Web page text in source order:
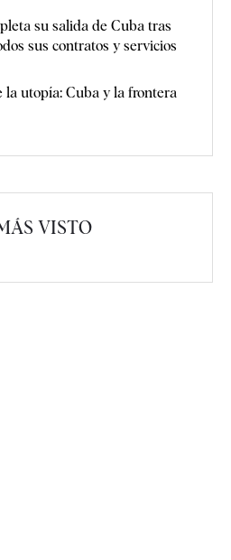
su salida de Cuba tras
sus contratos y servicios
la utopía: Cuba y la frontera
VISTO